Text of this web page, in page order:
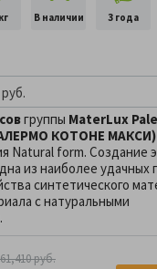
В наличии 3 года
группы MaterLux
КОТОНЕ МАКСИ)
Natural form. Создание
из наиболее удачных
синтетического
с натуральными
61,410 руб.